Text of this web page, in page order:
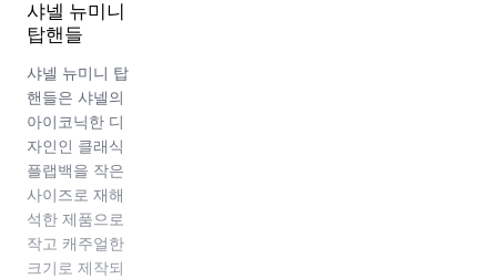
샤넬 뉴미니
탑핸들
샤넬 뉴미니 탑
핸들은 샤넬의
아이코닉한 디
자인인 클래식
플랩백을 작은
사이즈로 재해
석한 제품으로
작고 캐주얼한
크기로 제작되